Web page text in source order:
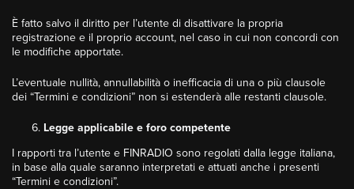
È fatto salvo il diritto per l’utente di disattivare la propria
registrazione e il proprio account, nel caso in cui non concordi con
le modifiche apportate.
L’eventuale nullità, annullabilità o inefficacia di una o più clausole
dei “Termini e condizioni” non si estenderà alle restanti clausole.
Legge applicabile e foro competente
I rapporti tra l’utente e FINRADIO sono regolati dalla legge italiana,
in base alla quale saranno interpretati e attuati anche i presenti
“Termini e condizioni”.